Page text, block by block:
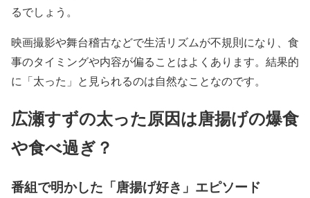
るでしょう。
映画撮影や舞台稽古などで生活リズムが不規則になり、食
事のタイミングや内容が偏ることはよくあります。結果的
に「太った」と見られるのは自然なことなのです。
広瀬すずの太った原因は唐揚げの爆食
や食べ過ぎ？
番組で明かした「唐揚げ好き」エピソード